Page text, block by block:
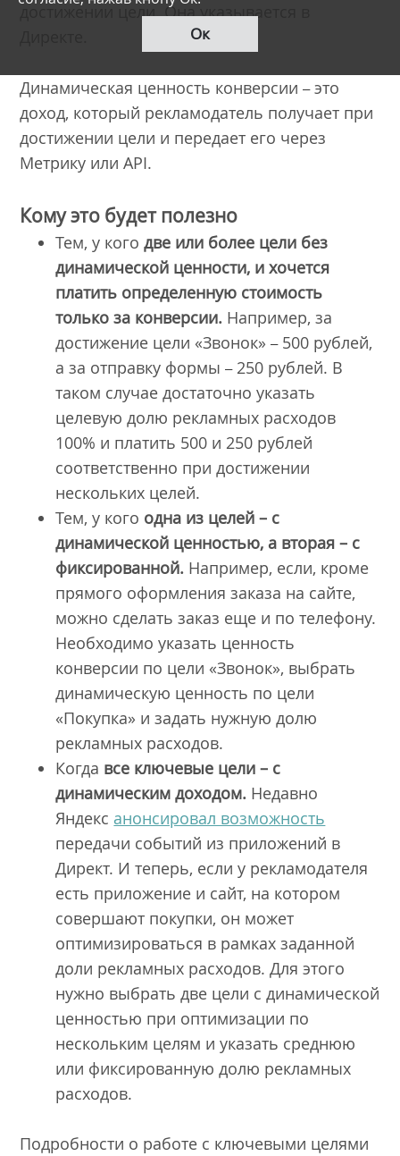
достижении цели. Она указывается в
Динамическая ценность конверсии–это
доход, который рекламодатель получает при
достижении цели и передает его через
Метрику или API.
Кому это будет полезно
Тем, у когодве или более цели без
динамической ценности, и хочется
платить определенную стоимость
только за конверсии. Например, за
достижение цели «Звонок»–500 рублей,
а за отправку формы–250 рублей. В
таком случае достаточно указать
целевую долю рекламных расходов
100% и платить 500 и 250 рублей
соответственно при достижении
нескольких целей.
Тем, у кого одна из целей – с
динамической ценностью, а вторая – с
фиксированной. Например, если, кроме
прямого оформления заказа на сайте,
можно сделать заказ еще и по телефону.
Необходимо указать ценность
конверсии по цели «Звонок», выбрать
динамическую ценность по цели
«Покупка» и задать нужную долю
рекламных расходов.
Когда все ключевые цели – с
динамическим доходом. Недавно
Яндекс анонсировал возможность
передачи событий из приложений в
Директ. И теперь, если у рекламодателя
есть приложение и сайт, на котором
совершают покупки, он может
оптимизироваться в рамках заданной
доли рекламных расходов. Для этого
нужно выбрать две цели с динамической
ценностью при оптимизации по
нескольким целям и указать среднюю
или фиксированную долю рекламных
расходов.
Подробности о работе с ключевыми целями
Ок